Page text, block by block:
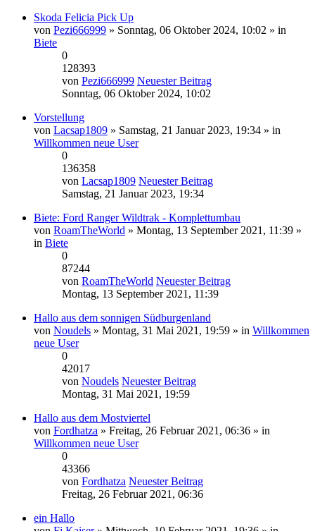
Skoda Felicia Pick Up
von Pezi666999 » Sonntag, 06 Oktober 2024, 10:02 » in
Biete
0
128393
von Pezi666999 Neuester Beitrag
Sonntag, 06 Oktober 2024, 10:02
Vorstellung
von Lacsap1809 » Samstag, 21 Januar 2023, 19:34 » in
Willkommen neue User
0
136358
von Lacsap1809 Neuester Beitrag
Samstag, 21 Januar 2023, 19:34
Biete: Ford Ranger Wildtrak - Komplettumbau
von RoamTheWorld » Montag, 13 September 2021, 11:39 »
in Biete
0
87244
von RoamTheWorld Neuester Beitrag
Montag, 13 September 2021, 11:39
Hallo aus dem sonnigen Südburgenland
von Noudels » Montag, 31 Mai 2021, 19:59 » in Willkommen
neue User
0
42017
von Noudels Neuester Beitrag
Montag, 31 Mai 2021, 19:59
Hallo aus dem Mostviertel
von Fordhatza » Freitag, 26 Februar 2021, 06:36 » in
Willkommen neue User
0
43366
von Fordhatza Neuester Beitrag
Freitag, 26 Februar 2021, 06:36
ein Hallo